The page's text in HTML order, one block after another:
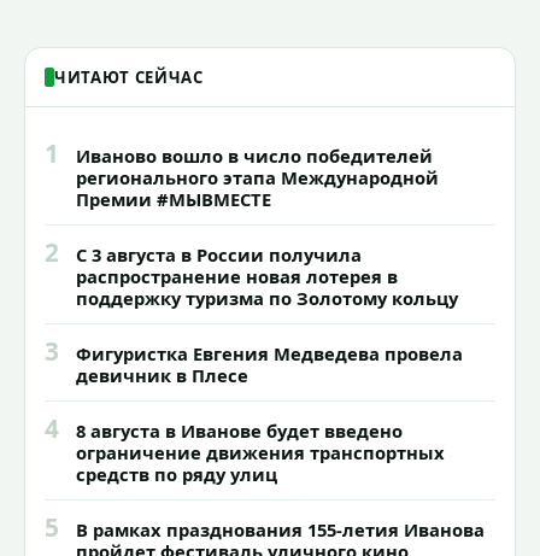
ЧИТАЮТ СЕЙЧАС
1
Иваново вошло в число победителей
регионального этапа Международной
Премии #МЫВМЕСТЕ
2
С 3 августа в России получила
распространение новая лотерея в
поддержку туризма по Золотому кольцу
3
Фигуристка Евгения Медведева провела
девичник в Плесе
4
8 августа в Иванове будет введено
ограничение движения транспортных
средств по ряду улиц
5
В рамках празднования 155-летия Иванова
пройдет фестиваль уличного кино